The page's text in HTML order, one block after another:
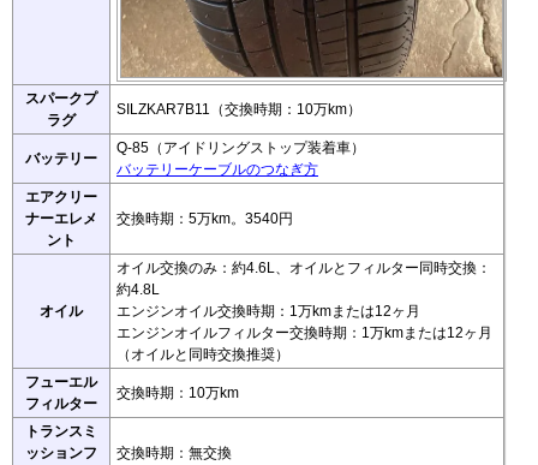
スパークプ
ラグ
SILZKAR7B11（交換時期：10万km）
バッテリー
Q-85（アイドリングストップ装着車）
バッテリーケーブルのつなぎ方
エアクリー
ナーエレメ
ント
交換時期：5万km。3540円
オイル
オイル交換のみ：約4.6L、オイルとフィルター同時交換：
約4.8L
エンジンオイル交換時期：1万kmまたは12ヶ月
エンジンオイルフィルター交換時期：1万kmまたは12ヶ月
（オイルと同時交換推奨）
フューエル
フィルター
交換時期：10万km
トランスミ
ッションフ
交換時期：無交換